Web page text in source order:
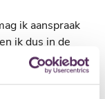
ik aanspraak
ik dus in de
muzieklessen
en volg nu